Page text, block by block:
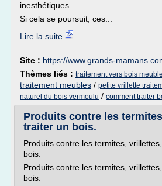
inesthétiques.
Si cela se poursuit, ces...
Lire la suite
Site : https://www.grands-
Thèmes liés : traitement vers bois meuble
traitement meubles / petite vrillette
naturel du bois vermoulu / comment traiter
Produits contre les
traiter un bois.
Produits contre les termites,
bois.
Produits contre les termites,
bois.